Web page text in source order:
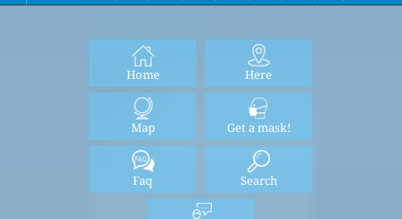
Home Here
Map Get a mask!
Faq Search